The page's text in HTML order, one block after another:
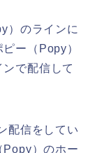
）のラインに
ー（Popy）
で配信して
配信をしてい
Popy）のホー